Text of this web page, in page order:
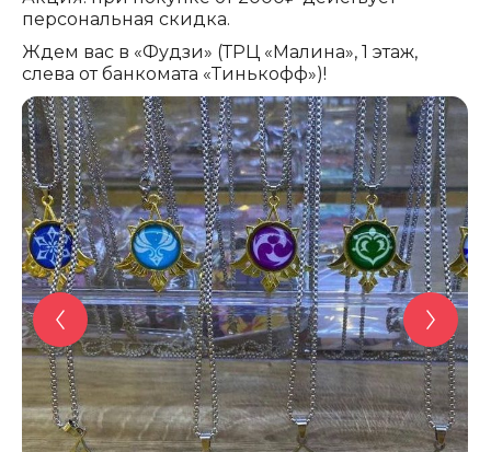
персональная скидка.
Ждем вас в «Фудзи» (ТРЦ «Малина», 1 этаж,
слева от банкомата «Тинькофф»)!